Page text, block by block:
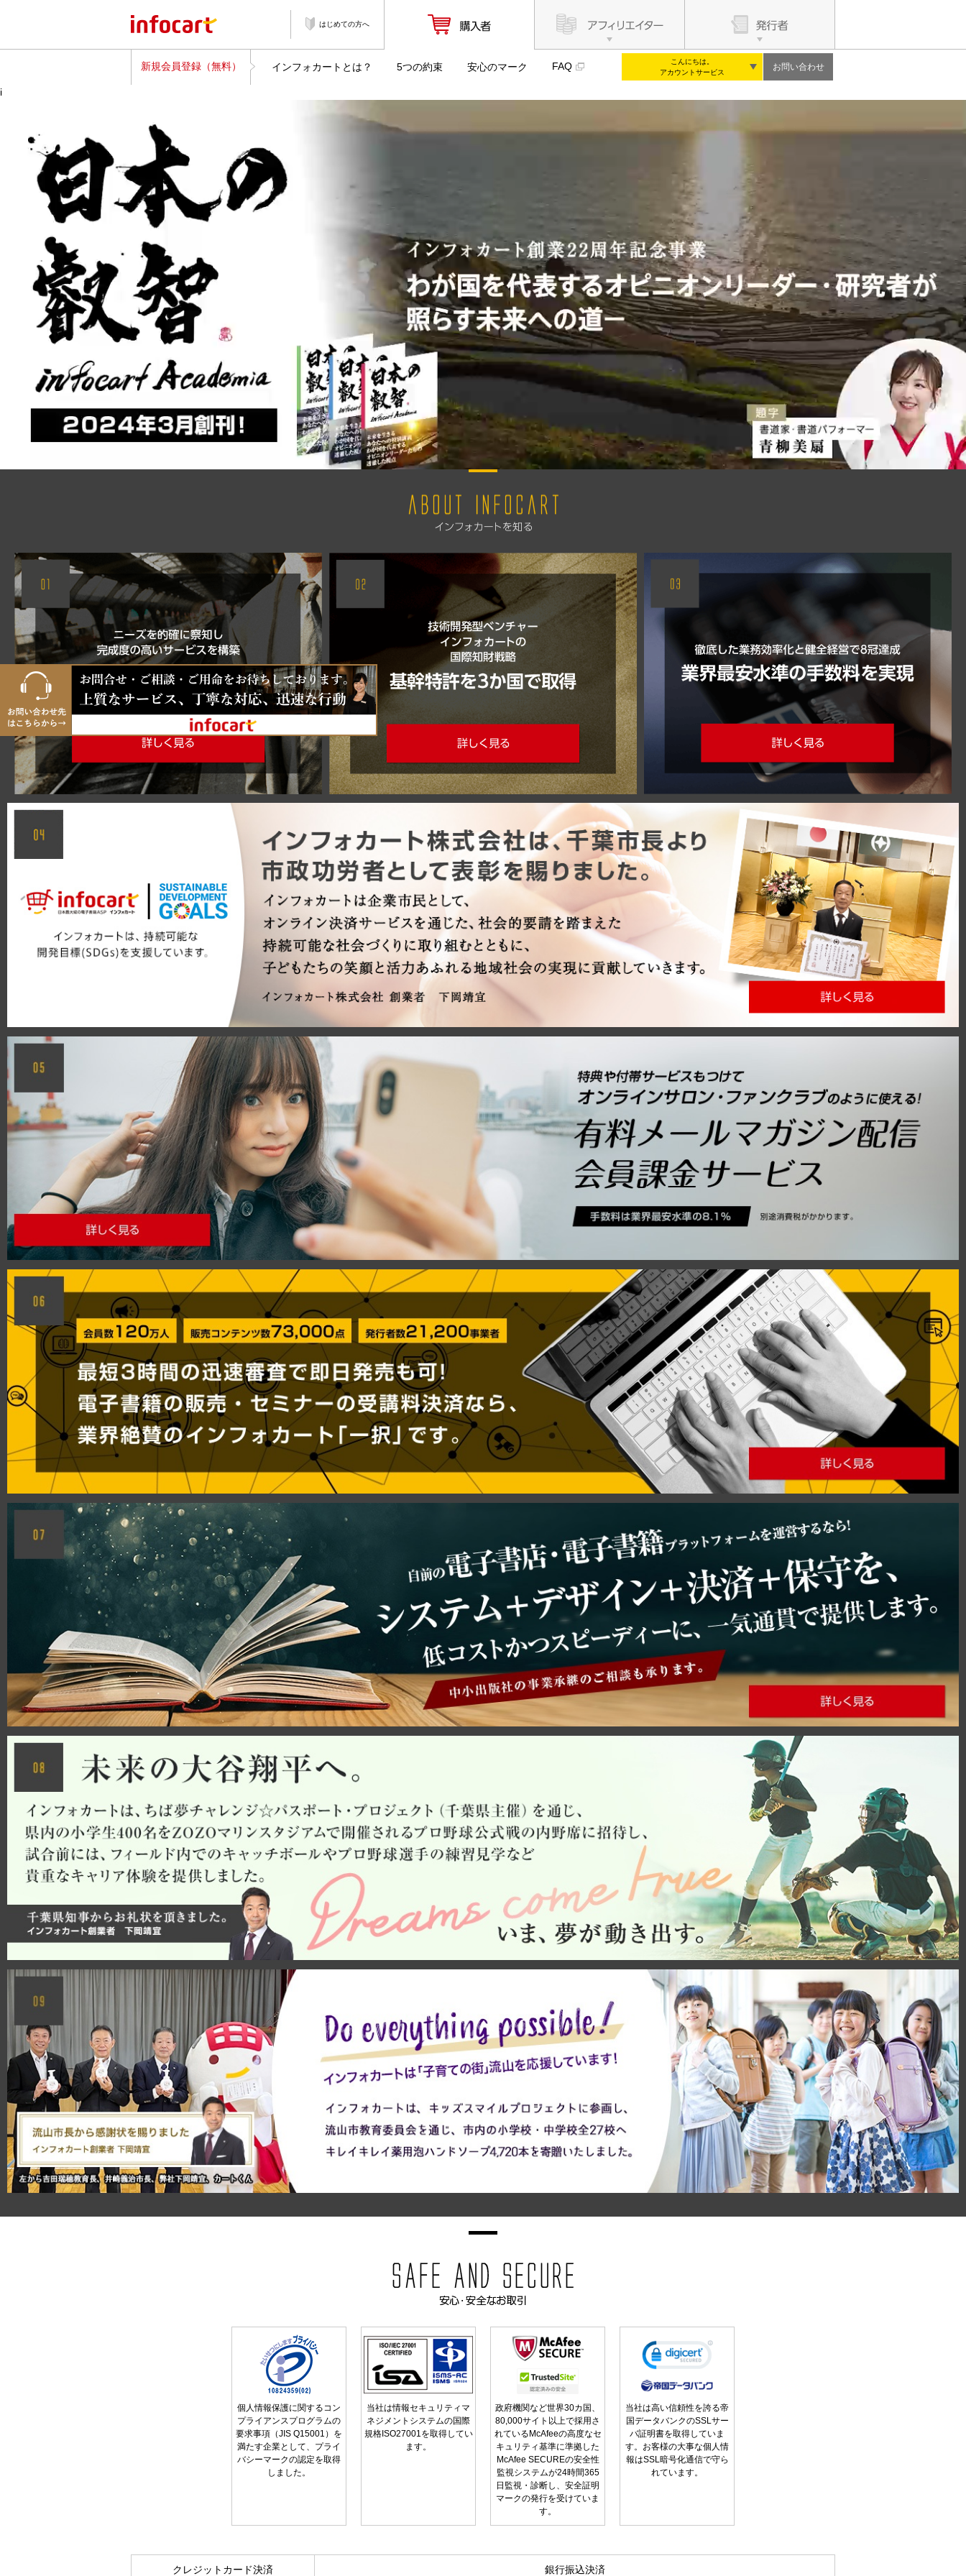
はじめての方へ
新規会員登録（無料） インフォカートとは？ 5つの約束 安心のマーク FAQ
こんにちは。
アカウントサービス
お問い合わせ
i
個人情報保護に関するコン
プライアンスプログラムの
要求事項（JIS Q15001）を
満たす企業として、プライ
バシーマークの認定を取得
しました。
当社は情報セキュリティマ
ネジメントシステムの国際
規格ISO27001を取得してい
ます。
政府機関など世界30カ国、
80,000サイト以上で採用さ
れているMcAfeeの高度なセ
キュリティ基準に準拠した
McAfee SECUREの安全性
監視システムが24時間365
日監視・診断し、安全証明
マークの発行を受けていま
す。
当社は高い信頼性を誇る帝
国データバンクのSSLサー
バ証明書を取得していま
す。お客様の大事な個人情
報はSSL暗号化通信で守ら
れています。
クレジットカード決済 銀行振込決済